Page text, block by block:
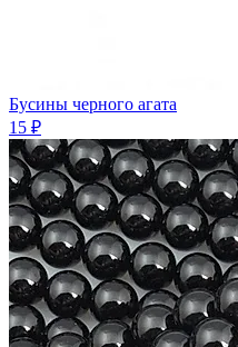
Бусины черного агата
15 ₽